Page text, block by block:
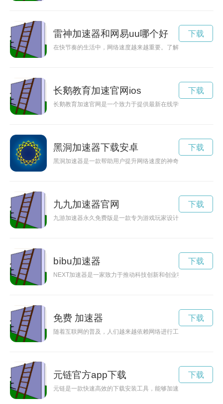
雷神加速器和网易uu哪个好
在快节奏的生活中，网络速度越来越重要。了解一些好的加速
下载
长鹅教育加速官网ios
长鹅教育加速官网是一个致力于提供最新在线学习方式的平台
下载
黑洞加速器下载安卓
黑洞加速器是一款帮助用户提升网络速度的神奇工具，现在每
下载
九九加速器官网
九游加速器永久免费版是一款专为游戏玩家设计的网络加速工
下载
bⅰbu加速器
NEXT加速器是一家致力于推动科技创新和创业项目发展的机
下载
免费 加速器
随着互联网的普及，人们越来越依赖网络进行工作和生活。为
下载
元链官方app下载
元链是一款快速高效的下载安装工具，能够加速你的下载过程，
下载